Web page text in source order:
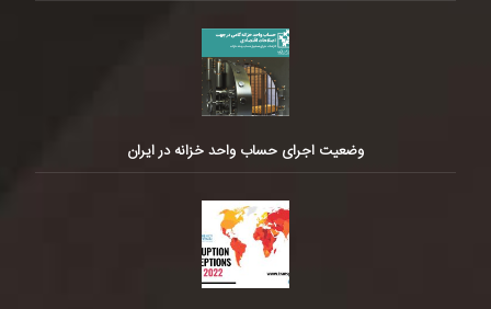
وضعیت اجرای حساب واحد خزانه در ایران